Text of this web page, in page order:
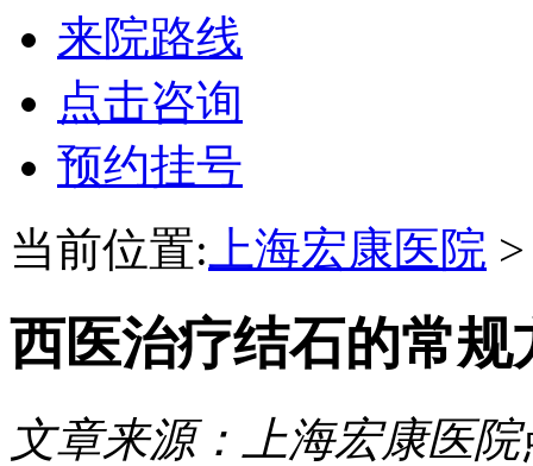
来院路线
点击咨询
预约挂号
当前位置: 上海宏康医院
西医治疗结石的常规
文章来源：上海宏康医院